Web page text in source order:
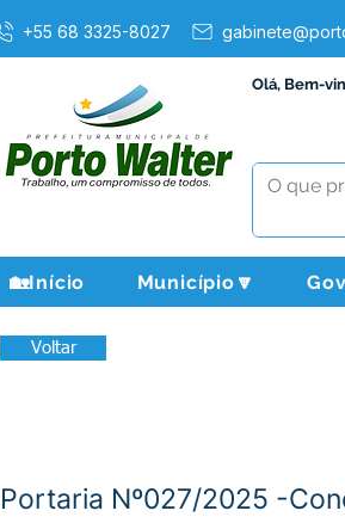
+55 68 3325-8027
Olá, Bem-
🏡Início Município🔽
Voltar
Portaria Nº027/2025 -